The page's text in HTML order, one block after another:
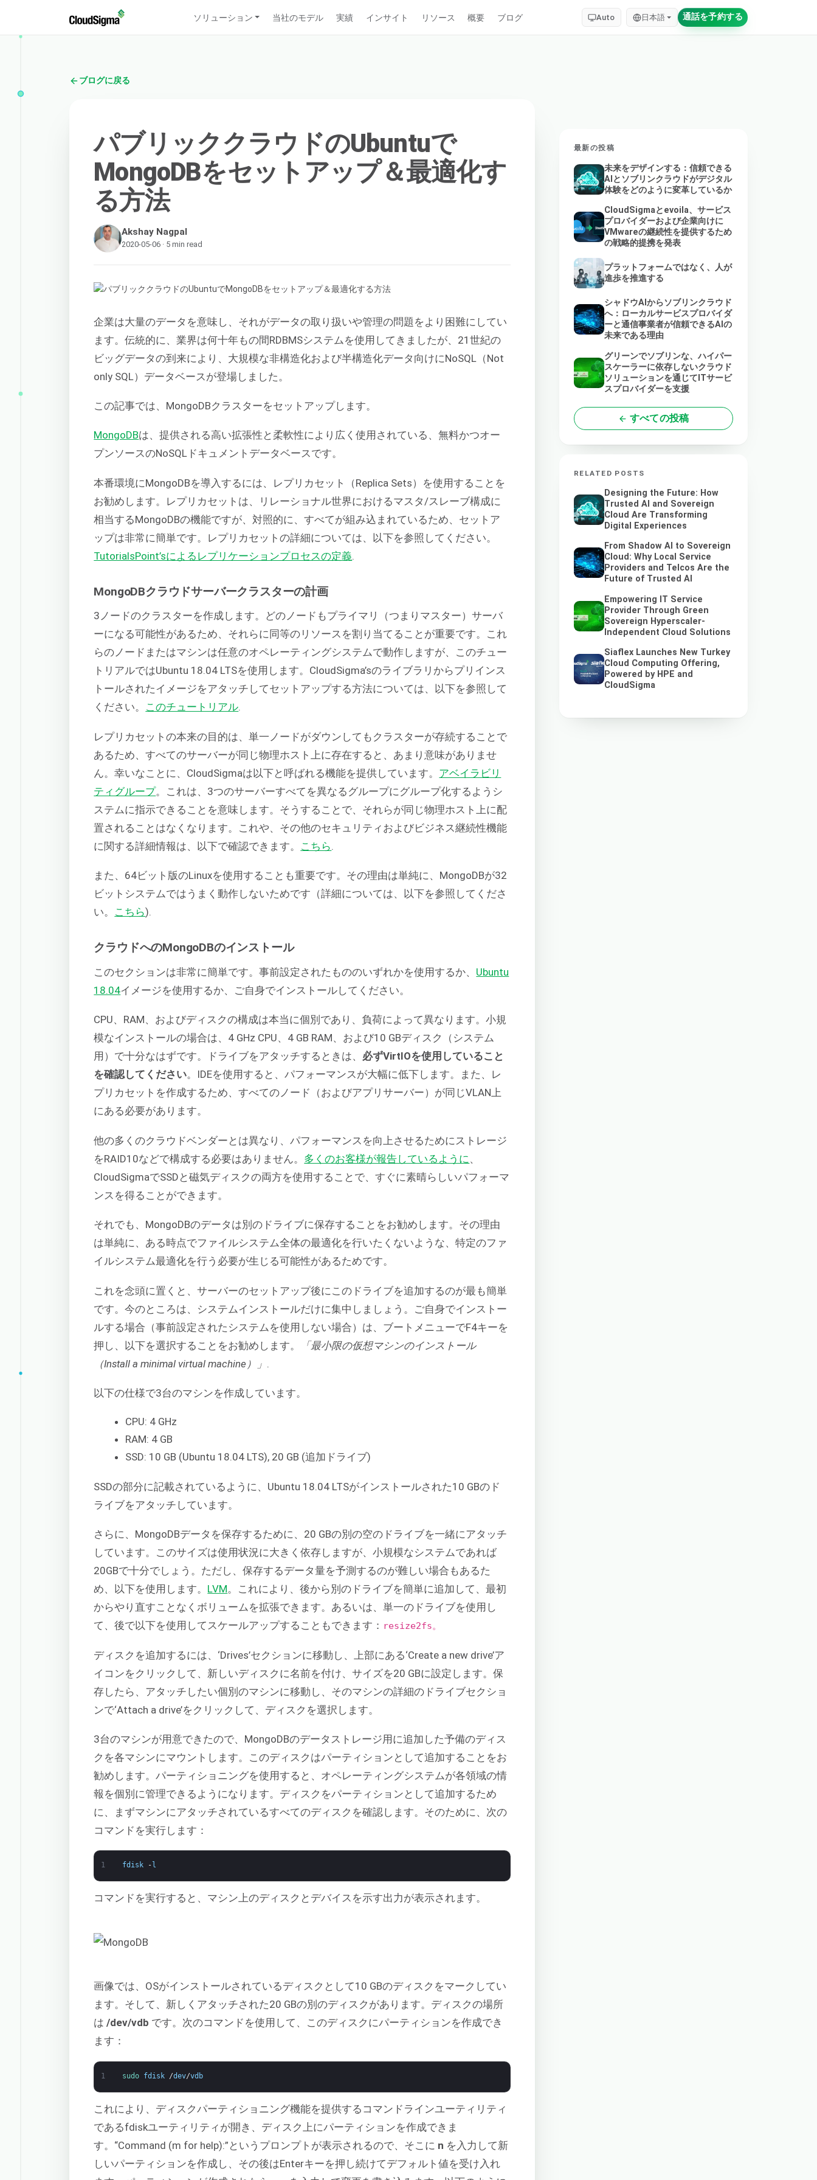
ソリューション 当社のモデル 実績 インサイト リソース 概要 ブログ Auto 日本語 通話を予約する
ブログに戻る
パブリッククラウドのUbuntuで
MongoDBをセットアップ＆最適化す
る方法
Akshay Nagpal
2020-05-06 · 5 min read
企業は大量のデータを意味し、それがデータの取り扱いや管理の問題をより困難にしてい
ます。伝統的に、業界は何十年もの間RDBMSシステムを使用してきましたが、21世紀の
ビッグデータの到来により、大規模な非構造化および半構造化データ向けにNoSQL（Not
only SQL）データベースが登場しました。
この記事では、MongoDBクラスターをセットアップします。
MongoDBは、提供される高い拡張性と柔軟性により広く使用されている、無料かつオー
プンソースのNoSQLドキュメントデータベースです。
本番環境にMongoDBを導入するには、レプリカセット（Replica Sets）を使用することを
お勧めします。レプリカセットは、リレーショナル世界におけるマスタ/スレーブ構成に
相当するMongoDBの機能ですが、対照的に、すべてが組み込まれているため、セットア
ップは非常に簡単です。レプリカセットの詳細については、以下を参照してください。
TutorialsPoint’sによるレプリケーションプロセスの定義
MongoDBクラウドサーバークラスターの計画
3ノードのクラスターを作成します。どのノードもプライマリ（つまりマスター）サーバ
ーになる可能性があるため、それらに同等のリソースを割り当てることが重要です。これ
らのノードまたはマシンは任意のオペレーティングシステムで動作しますが、このチュー
トリアルではUbuntu 18.04 LTSを使用します。CloudSigma’sのライブラリからプリインス
トールされたイメージをアタッチしてセットアップする方法については、以下を参照して
ください。 このチュートリアル.
レプリカセットの本来の目的は、単一ノードがダウンしてもクラスターが存続することで
あるため、すべてのサーバーが同じ物理ホスト上に存在すると、あまり意味がありませ
ん。幸いなことに、CloudSigmaは以下と呼ばれる機能を提供しています。 アベイラビリ
ティグループ。これは、3つのサーバーすべてを異なるグループにグループ化するようシ
ステムに指示できることを意味します。そうすることで、それらが同じ物理ホスト上に配
置されることはなくなります。これや、その他のセキュリティおよびビジネス継続性機能
に関する詳細情報は、以下で確認できます。 こちら
また、64ビット版のLinuxを使用することも重要です。その理由は単純に、MongoDBが32
ビットシステムではうまく動作しないためです（詳細については、以下を参照してくださ
い。 こちら).
クラウドへのMongoDBのインストール
このセクションは非常に簡単です。事前設定されたもののいずれかを使用するか、 Ubuntu
18.04イメージを使用するか、ご自身でインストールしてください。
CPU、RAM、およびディスクの構成は本当に個別であり、負荷によって異なります。小規
模なインストールの場合は、4 GHz CPU、4 GB RAM、および10 GBディスク（システム
用）で十分なはずです。ドライブをアタッチするときは、 必ずVirtIOを使用していること
を確認してください。IDEを使用すると、パフォーマンスが大幅に低下します。また、レ
プリカセットを作成するため、すべてのノード（およびアプリサーバー）が同じVLAN上
にある必要があります。
他の多くのクラウドベンダーとは異なり、パフォーマンスを向上させるためにストレージ
をRAID10などで構成する必要はありません。 多くのお客様が報告しているように 、
CloudSigmaでSSDと磁気ディスクの両方を使用することで、すぐに素晴らしいパフォーマ
ンスを得ることができます。
それでも、MongoDBのデータは別のドライブに保存することをお勧めします。その理由
は単純に、ある時点でファイルシステム全体の最適化を行いたくないような、特定のファ
イルシステム最適化を行う必要が生じる可能性があるためです。
これを念頭に置くと、サーバーのセットアップ後にこのドライブを追加するのが最も簡単
です。今のところは、システムインストールだけに集中しましょう。ご自身でインストー
ルする場合（事前設定されたシステムを使用しない場合）は、ブートメニューでF4キーを
押し、以下を選択することをお勧めします。
「最小限の仮想マシンのインストール
（Install a minimal virtual machine）」
以下の仕様で3台のマシンを作成しています。
CPU: 4 GHz
RAM: 4 GB
SSD: 10 GB (Ubuntu 18.04 LTS), 20 GB (追加ドライブ)
SSDの部分に記載されているように、Ubuntu 18.04 LTSがインストールされた10 GBのド
ライブをアタッチしています。
さらに、MongoDBデータを保存するために、20 GBの別の空のドライブを一緒にアタッチ
しています。このサイズは使用状況に大きく依存しますが、小規模なシステムであれば
20GBで十分でしょう。ただし、保存するデータ量を予測するのが難しい場合もあるた
め、以下を使用します。 LVM。これにより、後から別のドライブを簡単に追加して、最初
からやり直すことなくボリュームを拡張できます。あるいは、単一のドライブを使用し
て、後で以下を使用してスケールアップすることもできます： resize2fs。
ディスクを追加するには、‘Drives’セクションに移動し、上部にある‘Create a new drive’ア
イコンをクリックして、新しいディスクに名前を付け、サイズを20 GBに設定します。保
存したら、アタッチしたい個別のマシンに移動し、そのマシンの詳細のドライブセクショ
ンで‘Attach a drive’をクリックして、ディスクを選択します。
3台のマシンが用意できたので、MongoDBのデータストレージ用に追加した予備のディス
クを各マシンにマウントします。このディスクはパーティションとして追加することをお
勧めします。パーティショニングを使用すると、オペレーティングシステムが各領域の情
報を個別に管理できるようになります。ディスクをパーティションとして追加するため
に、まずマシンにアタッチされているすべてのディスクを確認します。そのために、次の
コマンドを実行します：
1 fdisk - l
コマンドを実行すると、マシン上のディスクとデバイスを示す出力が表示されます。
画像では、OSがインストールされているディスクとして10 GBのディスクをマークしてい
ます。そして、新しくアタッチされた20 GBの別のディスクがあります。ディスクの場所
は/dev/vdb です。次のコマンドを使用して、このディスクにパーティションを作成でき
ます：
1 sudo fdisk /dev/vdb
これにより、ディスクパーティショニング機能を提供するコマンドラインユーティリティ
であるfdiskユーティリティが開き、ディスク上にパーティションを作成できま
す。“Command (m for help):”というプロンプトが表示されるので、そこに n を入力して新
しいパーティションを作成し、その後はEnterキーを押し続けてデフォルト値を受け入れ
最新の投稿
未来をデザインする：信頼できる
AIとソブリンクラウドがデジタル
体験をどのように変革しているか
CloudSigmaとevoila、サービス
プロバイダーおよび企業向けに
VMwareの継続性を提供するため
の戦略的提携を発表
プラットフォームではなく、人が
進歩を推進する
シャドウAIからソブリンクラウド
へ：ローカルサービスプロバイダ
ーと通信事業者が信頼できるAIの
未来である理由
グリーンでソブリンな、ハイパー
スケーラーに依存しないクラウド
ソリューションを通じてITサービ
スプロバイダーを支援
すべての投稿
RELATED POSTS
Designing the Future: How
Trusted AI and Sovereign
Cloud Are Transforming
Digital Experiences
From Shadow AI to Sovereign
Cloud: Why Local Service
Providers and Telcos Are the
Future of Trusted AI
Empowering IT Service
Provider Through Green
Sovereign Hyperscaler-
Independent Cloud Solutions
Siaflex Launches New Turkey
Cloud Computing Offering,
Powered by HPE and
CloudSigma